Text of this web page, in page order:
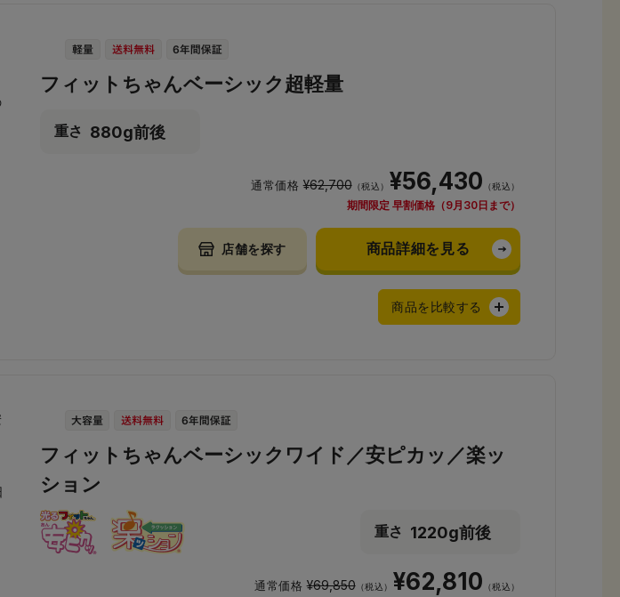
フィットちゃんベーシック超軽量
重さ 880g前後
通常価格¥62,700（税込） ¥56,430 （税込）
期間限定 早割価格（9月30日まで）
店舗を探す 商品詳細を見る
商品を比較する
フィットちゃんベーシックワイド／安ピカッ／楽ッ
ション
重さ 1220g前後
通常価格¥69,850（税込） ¥62,810 （税込）